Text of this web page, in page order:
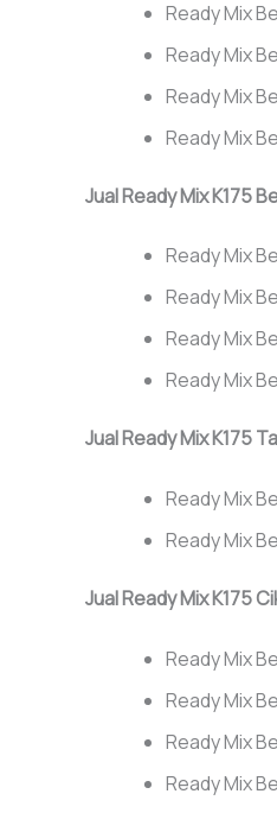
Ready Mix
Ready Mix
Ready Mix
Ready Mix
Jual Ready Mix K175
Ready Mix
Ready Mix
Ready Mix
Ready Mix
Jual Ready Mix K175
Ready Mix
Ready Mix
Jual Ready Mix K175
Ready Mix
Ready Mix
Ready Mix
Ready Mix